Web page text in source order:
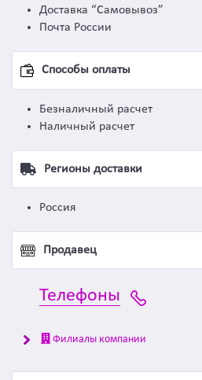
Доставка “Самовывоз”
Почта России
Способы оплаты
Безналичный расчет
Наличный расчет
Регионы доставки
Россия
Продавец
Телефоны
Филиалы компании